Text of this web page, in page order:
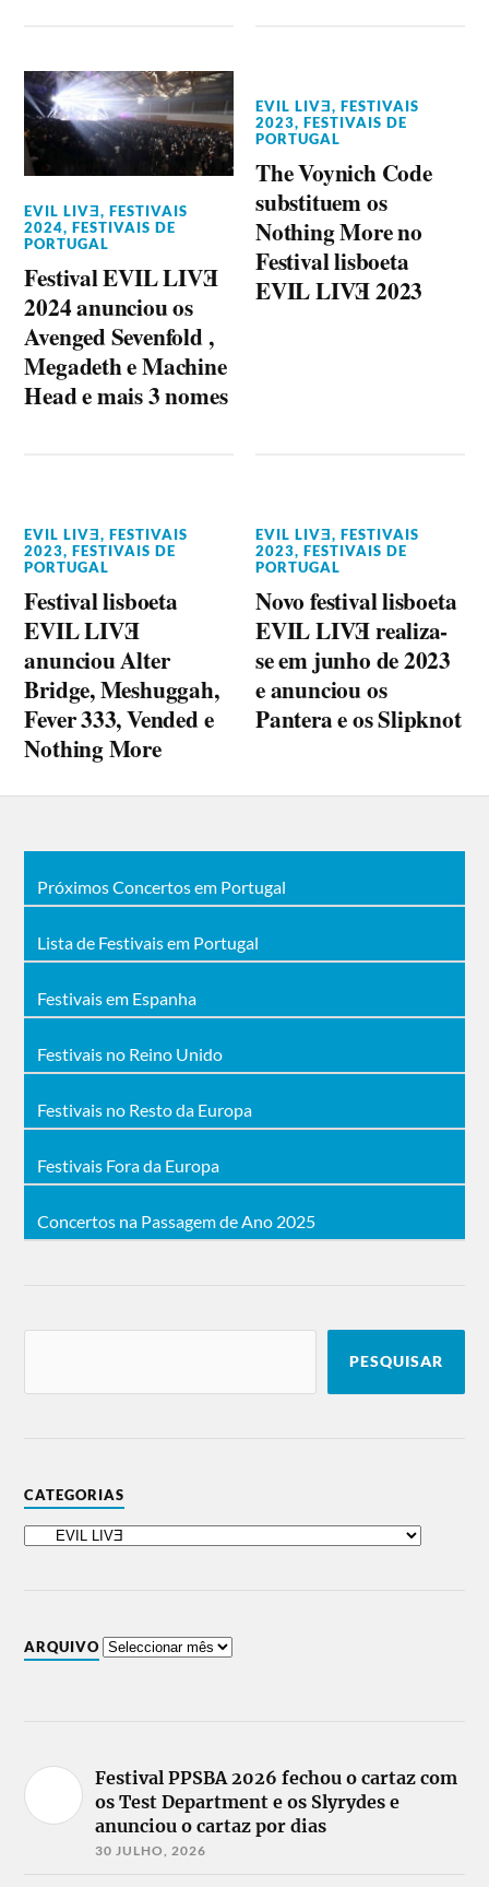
EVIL LIVƎ,FESTIVAIS
2024,FESTIVAIS DE
PORTUGAL
Festival EVIL LIVƎ
2024 anunciou os
Avenged Sevenfold ,
Megadeth e Machine
Head e mais 3 nomes
EVIL LIVƎ,FESTIVAIS
2023,FESTIVAIS DE
PORTUGAL
The Voynich Code
substituem os
Nothing More no
Festival lisboeta
EVIL LIVƎ 2023
EVIL LIVƎ,FESTIVAIS
2023,FESTIVAIS DE
PORTUGAL
Festival lisboeta
EVIL LIVƎ
anunciou Alter
Bridge, Meshuggah,
Fever 333, Vended e
Nothing More
EVIL LIVƎ,FESTIVAIS
2023,FESTIVAIS DE
PORTUGAL
Novo festival lisboeta
EVIL LIVƎ realiza-
se em junho de 2023
e anunciou os
Pantera e os Slipknot
Próximos Concertos em Portugal
Lista de Festivais em Portugal
Festivais em Espanha
Festivais no Reino Unido
Festivais no Resto da Europa
Festivais Fora da Europa
Concertos na Passagem de Ano 2025
PESQUISAR
CATEGORIAS
ARQUIVO
Festival PPSBA 2026 fechou o cartaz com
os Test Department e os Slyrydes e
anunciou o cartaz por dias
30 JULHO, 2026